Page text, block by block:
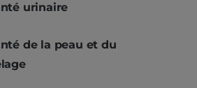
urinaire
de la peau et du